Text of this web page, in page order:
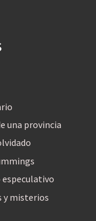
una provincia
especulativo
y misterios